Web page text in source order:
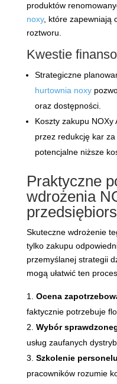
produktów
noxy, które zapewniają
roztworu.
Kwestie
Strategiczne
hurtownia noxy
oraz dostępności.
Koszty zakupu
przez redukcję kar
potencjalne niższe
Praktyczne
wdrożenia
Skuteczne wdrożenie
tylko zakupu
przemyślanej strategii
mogą ułatwić ten
Ocena
faktycznie potrzebuje
Wybór
usług zaufanych
Szkolenie
pracowników rozumie